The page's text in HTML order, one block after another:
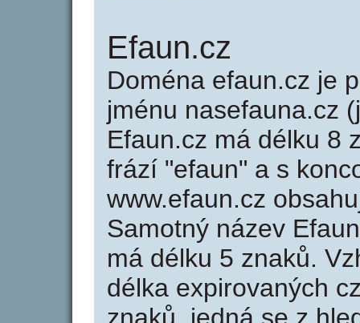
Efaun.cz
Doména efaun.cz je
jménu nasefauna.cz
Efaun.cz má délku 8
frází "efaun" a s
www.efaun.cz
Samotný název
má délku 5 znaků.
délka expirovaných